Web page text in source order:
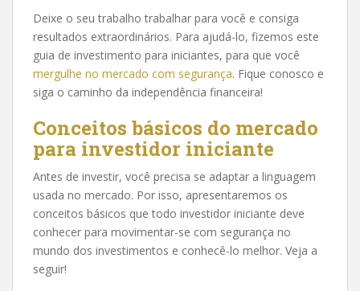
Deixe o seu trabalho trabalhar para você e consiga
resultados extraordinários. Para ajudá-lo, fizemos este
guia de investimento para iniciantes, para que você
mergulhe no mercado com segurança. Fique conosco e
siga o caminho da independência financeira!
Conceitos básicos do mercado
para investidor iniciante
Antes de investir, você precisa se adaptar a linguagem
usada no mercado. Por isso, apresentaremos os
conceitos básicos que todo investidor iniciante deve
conhecer para movimentar-se com segurança no
mundo dos investimentos e conhecê-lo melhor. Veja a
seguir!